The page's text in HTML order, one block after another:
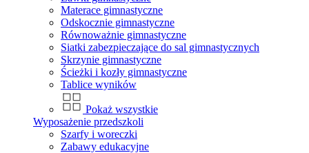
Materace gimnastyczne
Odskocznie gimnastyczne
Równoważnie gimnastyczne
Siatki zabezpieczające do sal gimnastycznych
Skrzynie gimnastyczne
Ścieżki i kozły gimnastyczne
Tablice wyników
Pokaż wszystkie
Wyposażenie przedszkoli
Szarfy i woreczki
Zabawy edukacyjne